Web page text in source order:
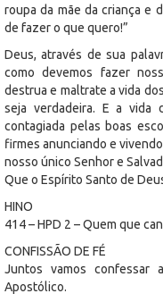
roupa da mãe da criança e
de fazer o que quero!”
Deus, através de sua
como devemos fazer
destrua e maltrate a vida
seja verdadeira. E a vida
contagiada pelas boas
firmes anunciando e
nosso único Senhor e
Que o Espírito Santo de
HINO
414 – HPD 2 – Quem que
CONFISSÃO DE FÉ
Juntos vamos confessar
Apostólico.